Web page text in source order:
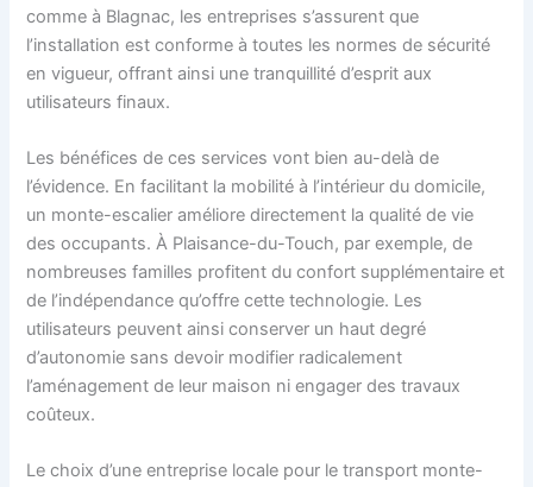
comme à Blagnac, les entreprises s’assurent que
l’installation est conforme à toutes les normes de sécurité
en vigueur, offrant ainsi une tranquillité d’esprit aux
utilisateurs finaux.
Les bénéfices de ces services vont bien au-delà de
l’évidence. En facilitant la mobilité à l’intérieur du domicile,
un monte-escalier améliore directement la qualité de vie
des occupants. À Plaisance-du-Touch, par exemple, de
nombreuses familles profitent du confort supplémentaire et
de l’indépendance qu’offre cette technologie. Les
utilisateurs peuvent ainsi conserver un haut degré
d’autonomie sans devoir modifier radicalement
l’aménagement de leur maison ni engager des travaux
coûteux.
Le choix d’une entreprise locale pour le transport monte-